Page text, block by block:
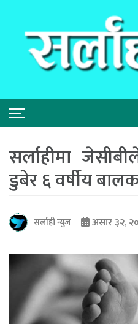
सर्लाहीमा
डुबेर ६ वर्षीय
सर्लाही न्युज असार ३२,